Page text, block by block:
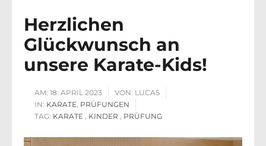
Herzlichen
Glückwunsch an
unsere Karate-Kids!
AM: 18. APRIL 2023 VON: LUCAS
IN: KARATE, PRÜFUNGEN
TAG: KARATE , KINDER , PRÜFUNG